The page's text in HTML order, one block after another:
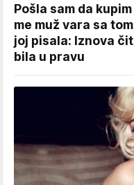
Pošla sam da
me muž vara sa
joj pisala: Iznova
bila u pravu